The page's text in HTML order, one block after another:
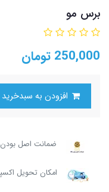
برس مو
250,000 تومان
ضمانت اصل بودن
امکان تحویل